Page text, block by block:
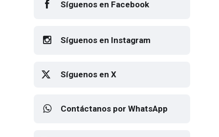
Síguenos en Facebook
Síguenos en Instagram
Síguenos en X
Contáctanos por WhatsApp